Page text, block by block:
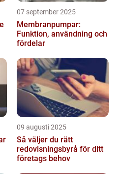
07 september 2025
Membranpumpar:
Funktion, användning och
fördelar
09 augusti 2025
Så väljer du rätt
redovisningsbyrå för ditt
företags behov